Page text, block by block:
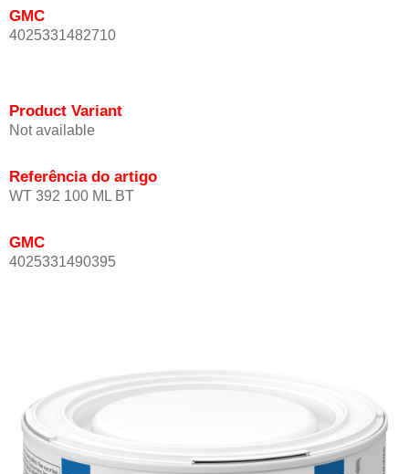
GMC
4025331482710
Product Variant
Not available
Referência do artigo
WT 392 100 ML BT
GMC
4025331490395